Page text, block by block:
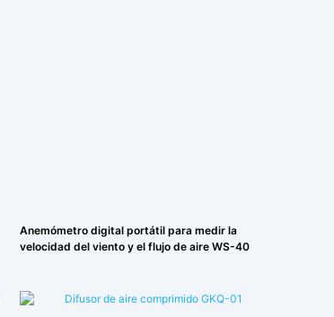
Anemómetro digital portátil para medir la
velocidad del viento y el flujo de aire WS-40